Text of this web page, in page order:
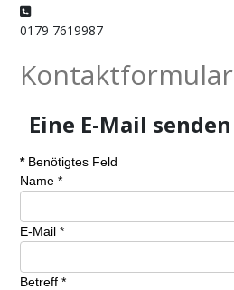
Telefon:
0179 7619987
Kontaktformular
Eine E-Mail senden
*Benötigtes Feld
Name *
E-Mail *
Betreff *